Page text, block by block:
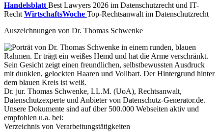
Handelsblatt Best Lawyers 2026 im Datenschutzrecht und IT-
Recht WirtschaftsWoche Top-Rechtsanwalt im Datenschutzrecht
Auszeichnungen von Dr. Thomas Schwenke
Dr. jur. Thomas Schwenke, LL.M. (UoA), Rechtsanwalt,
Datenschutzexperte und Anbieter von Datenschutz-Generator.de.
Unsere Dokumente sind auf über 500.000 Webseiten aktiv und
empfohlen u.a. bei:
Verzeichnis von Verarbeitungstätigkeiten